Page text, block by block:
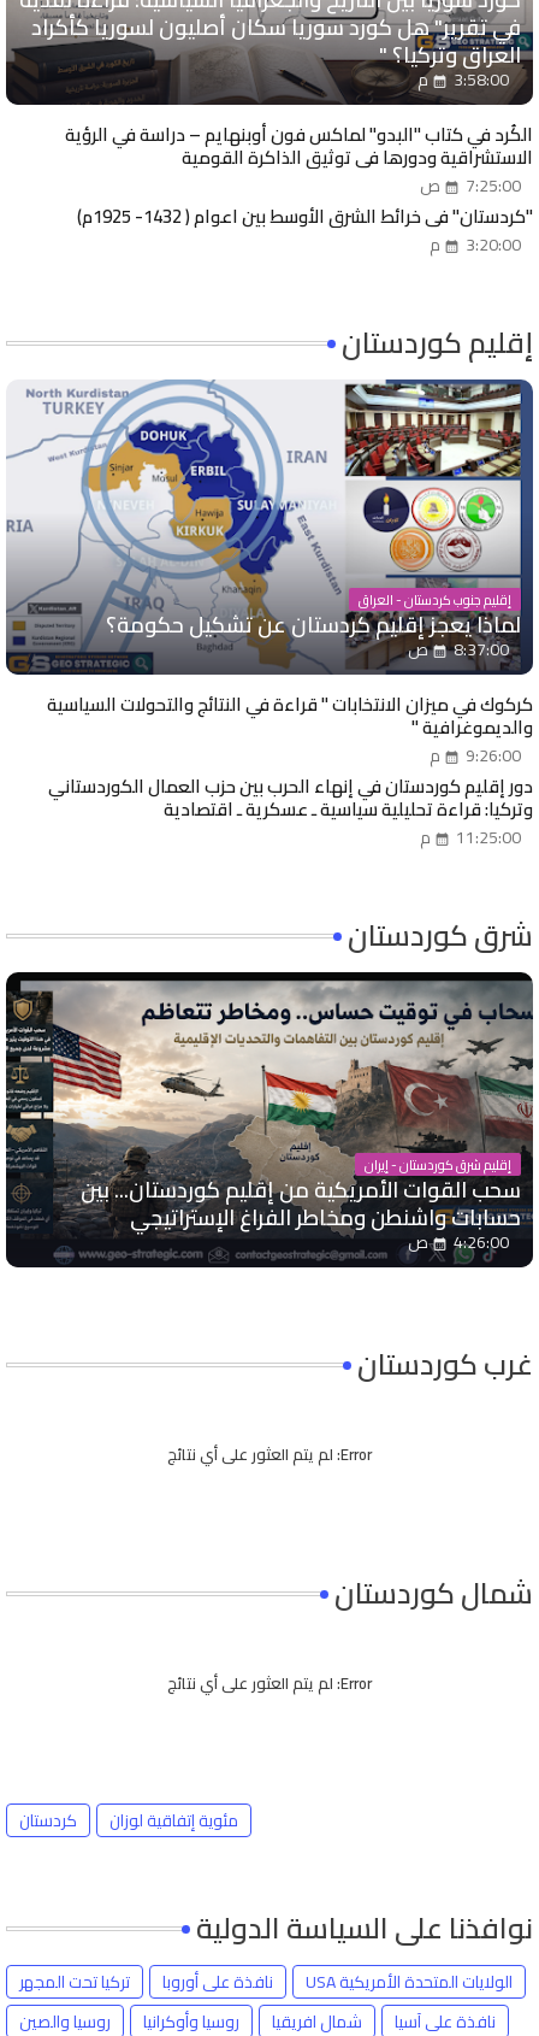
في تقرير" هل كورد سوريا سكان أصليون لسوريا كأكراد
العراق وتركيا؟ "
3:58:00 م
الكُرد في كتاب "البدو" لماكس فون أوبنهايم – دراسة في الرؤية
الاستشراقية ودورها في توثيق الذاكرة القومية
7:25:00 ص
"كردستان" في خرائط الشرق الأوسط بين اعوام ( 1432- 1925م)
3:20:00 م
إقليم كوردستان
إقليم جنوب كردستان - العراق
لماذا يعجز إقليم كردستان عن تشكيل حكومة؟
8:37:00 ص
كركوك في ميزان الانتخابات " قراءة في النتائج والتحولات السياسية
والديموغرافية "
9:26:00 م
دور إقليم كوردستان في إنهاء الحرب بين حزب العمال الكوردستاني
وتركيا: قراءة تحليلية سياسية ـ عسكرية ـ اقتصادية
11:25:00 م
شرق كوردستان
إقليم شرق كوردستان - إيران
سحب القوات الأمريكية من إقليم كوردستان... بين
حسابات واشنطن ومخاطر الفراغ الإستراتيجي
4:26:00 ص
غرب كوردستان
Error: لم يتم العثور على أي نتائج
شمال كوردستان
Error: لم يتم العثور على أي نتائج
كردستان مئوية إتفاقية لوزان
نوافذنا على السياسة الدولية
تركيا تحت المجهر نافذة على أوروبا
الولايات المتحدة الأمريكية USA
روسيا والصين
روسيا وأوكرانيا شمال افريقيا
نافذة على آسيا